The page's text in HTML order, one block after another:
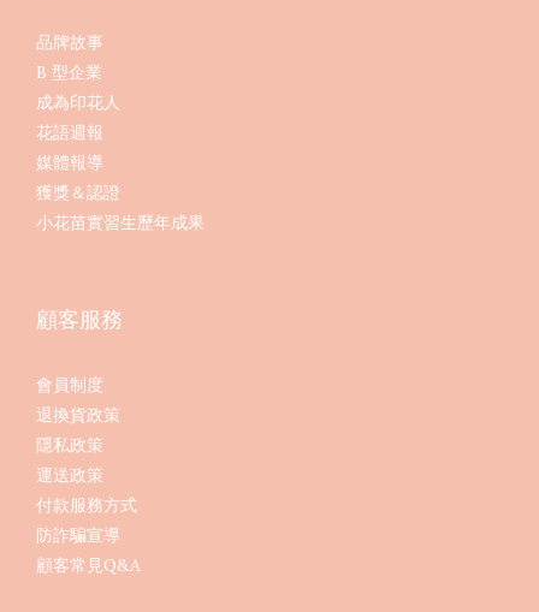
品牌故事
B 型企業
成為印花人
花語週報
媒體報導
獲獎＆認證
小花苗實習生歷年成果
顧客服務
會員制度
退換貨政策
隱私政策
運送政策
付款服務方式
防詐騙宣導
顧客常見Q&A